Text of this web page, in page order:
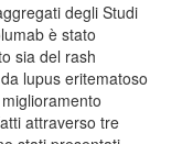
degli Studi
è stato
sia del rash
lupus eritematoso
attraverso tre